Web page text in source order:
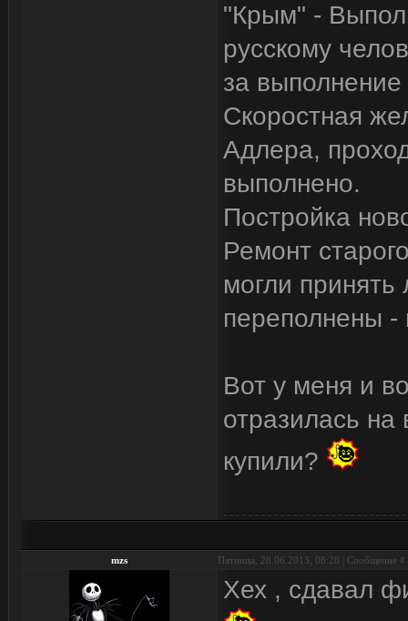
"Крым" -
русскому
за выполнение
Скоростная
Адлера,
выполнено.
Постройка
Ремонт
могли
переполнены -
Вот у меня и
отразилась
купили?
mzs Пятница, 28.06.2013, 08:28 | Сообщение #
Хех , сдавал